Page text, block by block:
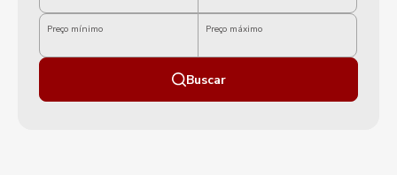
Preço mínimo Preço máximo
Buscar